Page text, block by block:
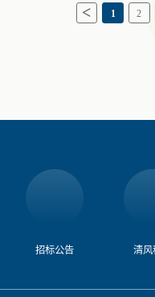
1 2
招标公告 清风